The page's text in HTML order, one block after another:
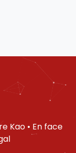
Kao • En face